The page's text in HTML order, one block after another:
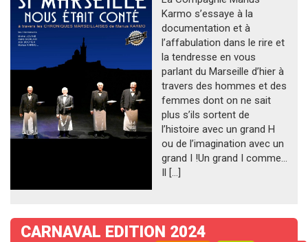
Karmo s’essaye à la
documentation et à
l’affabulation dans le rire et
la tendresse en vous
parlant du Marseille d’hier à
travers des hommes et des
femmes dont on ne sait
plus s’ils sortent de
l’histoire avec un grand H
ou de l’imagination avec un
grand I !Un grand I comme…
Il […]
CARNAVAL EDITION 2024